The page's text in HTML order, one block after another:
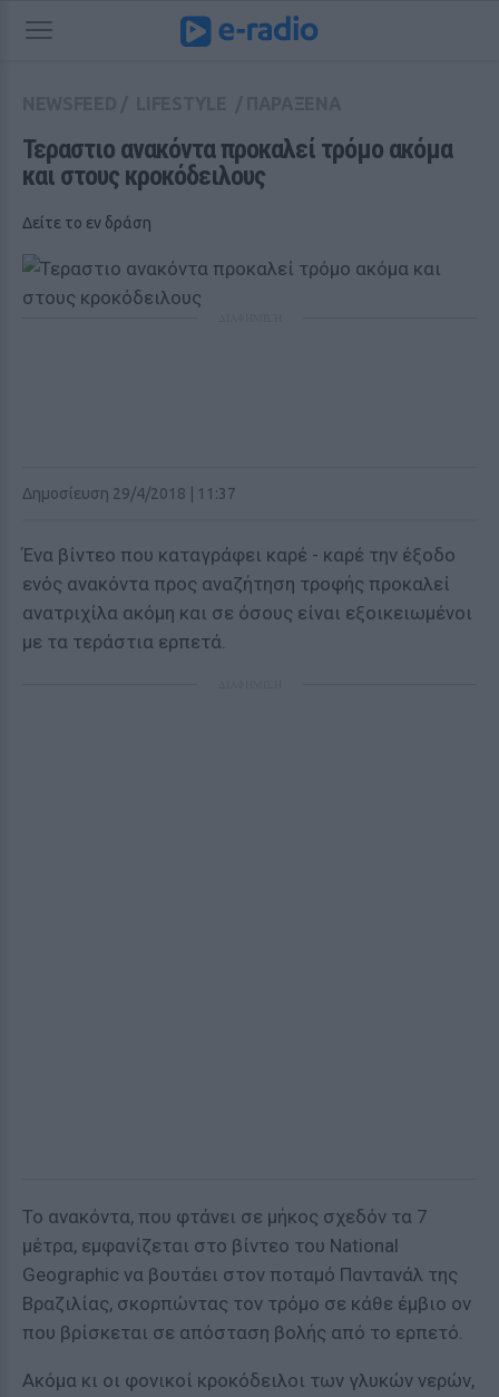
Τεραστιο ανακόντα προκαλεί τρόμο ακόμα
και στους κροκόδειλους
Δείτε το εν δράση
Δημοσίευση 29/4/2018 | 11:37
Ένα βίντεο που καταγράφει καρέ - καρέ την έξοδο
ενός ανακόντα προς αναζήτηση τροφής προκαλεί
ανατριχίλα ακόμη και σε όσους είναι εξοικειωμένοι
με τα τεράστια ερπετά.
Το ανακόντα, που φτάνει σε μήκος σχεδόν τα 7
μέτρα, εμφανίζεται στο βίντεο του National
Geographic να βουτάει στον ποταμό Παντανάλ της
Βραζιλίας, σκορπώντας τον τρόμο σε κάθε έμβιο ον
που βρίσκεται σε απόσταση βολής από το ερπετό.
Ακόμα κι οι φονικοί κροκόδειλοι των γλυκών νερών,